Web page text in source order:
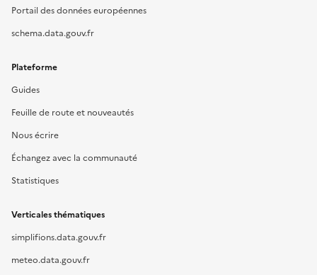
Portail des données européennes
schema.data.gouv.fr
Plateforme
Guides
Feuille de route et nouveautés
Nous écrire
Échangez avec la communauté
Statistiques
Verticales thématiques
simplifions.data.gouv.fr
meteo.data.gouv.fr